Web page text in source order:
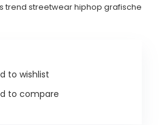
trend streetwear hiphop grafische
to wishlist
to compare